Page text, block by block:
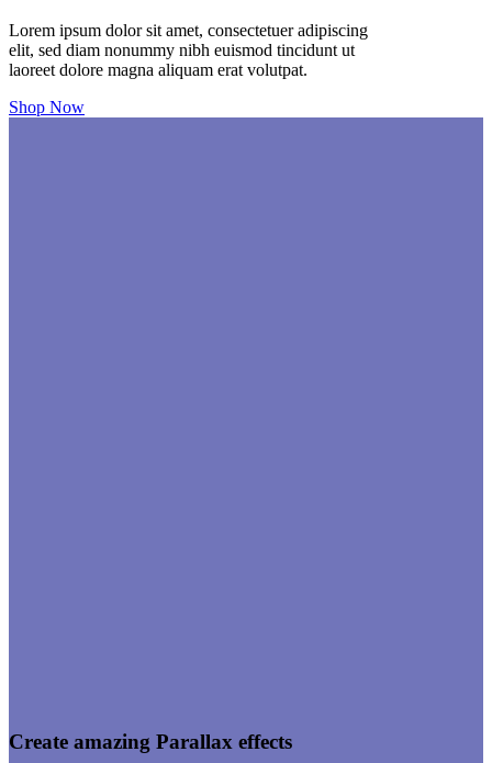
Lorem ipsum dolor sit amet, consectetuer adipiscing
elit, sed diam nonummy nibh euismod tincidunt ut
laoreet dolore magna aliquam erat volutpat.
Shop Now
Create amazing Parallax effects